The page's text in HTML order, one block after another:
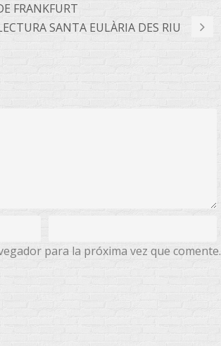
FRANKFURT
SANTA EULÀRIA DES RIU
para la próxima vez que comente.